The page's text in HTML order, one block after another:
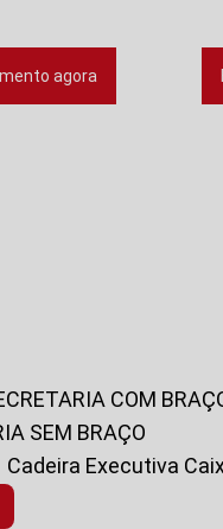
agora
COM
SEM BRAÇO
Cadeira Executiva